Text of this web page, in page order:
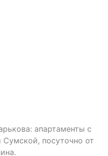
апартаменты с
посуточно от